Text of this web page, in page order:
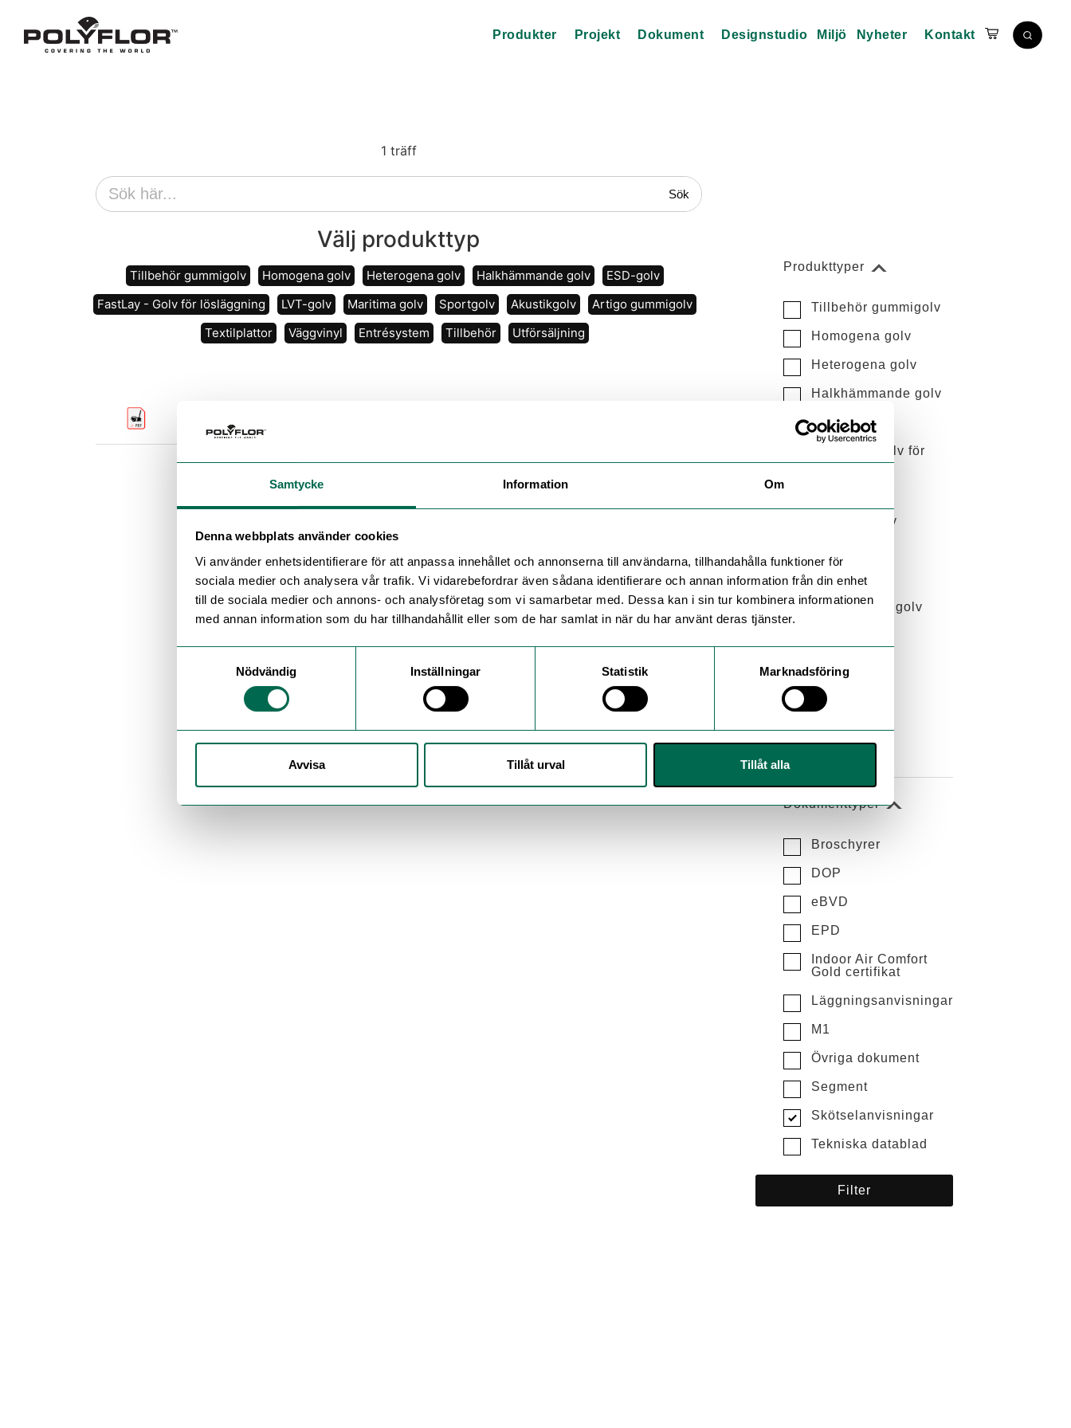
Samtycke Information Om
Denna webbplats använder cookies
Vi använder enhetsidentifierare för att anpassa innehållet och annonserna till användarna, tillhandahålla funktioner för
sociala medier och analysera vår trafik. Vi vidarebefordrar även sådana identifierare och annan information från din enhet
till de sociala medier och annons- och analysföretag som vi samarbetar med. Dessa kan i sin tur kombinera informationen
med annan information som du har tillhandahållit eller som de har samlat in när du har använt deras tjänster.
Nödvändig
Inställningar Statistik Marknadsföring
Avvisa Tillåt urval Tillåt alla
Produkter Projekt Dokument Designstudio Miljö Nyheter Kontakt
1 träff
Sök
Välj produkttyp
Tillbehör gummigolv Homogena golv Heterogena golv Halkhämmande golv
ESD-golv
FastLay - Golv för lösläggning
LVT-golv Maritima golv Sportgolv Akustikgolv
Artigo gummigolv
Textilplattor
Väggvinyl Entrésystem Tillbehör Utförsäljning
Produkttyper
Tillbehör gummigolv
Homogena golv
Heterogena golv
Halkhämmande golv
ESD-golv
FastLay - Golv för
lösläggning
Maritima golv
Akustikgolv
Artigo gummigolv
Väggvinyl
Entrésystem
Dokumenttyper
Broschyrer
DOP
eBVD
EPD
Indoor Air Comfort
Gold certifikat
Läggningsanvisningar
M1
Övriga dokument
Segment
Skötselanvisningar
Tekniska datablad